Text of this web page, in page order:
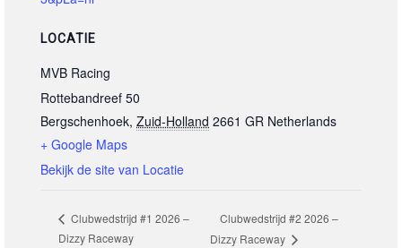
LOCATIE
MVB Racing
Rottebandreef 50
Bergschenhoek, Zuid-Holland 2661 GR Netherlands
+ Google Maps
Bekijk de site van Locatie
Clubwedstrijd #1 2026 –
Dizzy Raceway
Clubwedstrijd #2 2026 –
Dizzy Raceway